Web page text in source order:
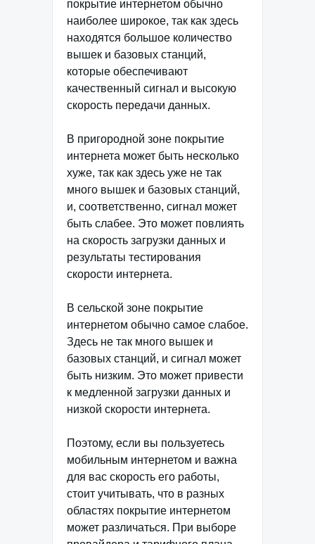
покрытие интернетом обычно
наиболее широкое, так как здесь
находятся большое количество
вышек и базовых станций,
которые обеспечивают
качественный сигнал и высокую
скорость передачи данных.
В пригородной зоне покрытие
интернета может быть несколько
хуже, так как здесь уже не так
много вышек и базовых станций,
и, соответственно, сигнал может
быть слабее. Это может повлиять
на скорость загрузки данных и
результаты тестирования
скорости интернета.
В сельской зоне покрытие
интернетом обычно самое слабое.
Здесь не так много вышек и
базовых станций, и сигнал может
быть низким. Это может привести
к медленной загрузки данных и
низкой скорости интернета.
Поэтому, если вы пользуетесь
мобильным интернетом и важна
для вас скорость его работы,
стоит учитывать, что в разных
областях покрытие интернетом
может различаться. При выборе